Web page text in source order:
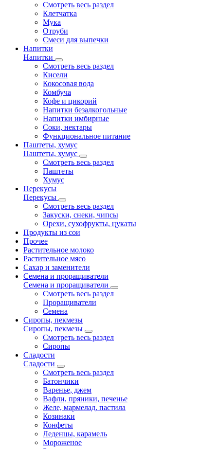
Смотреть весь раздел
Клетчатка
Мука
Отруби
Смеси для выпечки
Напитки
Напитки
Смотреть весь раздел
Кисели
Кокосовая вода
Комбуча
Кофе и цикорий
Напитки безалкогольные
Напитки имбирные
Соки, нектары
Функциональное питание
Паштеты, хумус
Паштеты, хумус
Смотреть весь раздел
Паштеты
Хумус
Перекусы
Перекусы
Смотреть весь раздел
Закуски, снеки, чипсы
Орехи, сухофрукты, цукаты
Продукты из сои
Прочее
Растительное молоко
Растительное мясо
Сахар и заменители
Семена и проращиватели
Семена и проращиватели
Смотреть весь раздел
Проращиватели
Семена
Сиропы, пекмезы
Сиропы, пекмезы
Смотреть весь раздел
Сиропы
Сладости
Сладости
Смотреть весь раздел
Батончики
Варенье, джем
Вафли, пряники, печенье
Желе, мармелад, пастила
Козинаки
Конфеты
Леденцы, карамель
Мороженое